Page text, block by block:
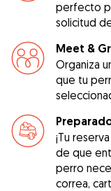
perfecto
solicitud
Meet &
Organiza
que tu
¡Tu
de que
perro
correa,